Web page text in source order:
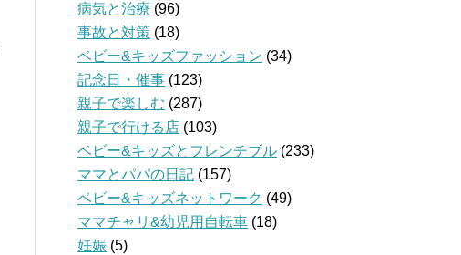
病気と治療 (96)
事故と対策 (18)
ベビー&キッズファッション (34)
記念日・催事 (123)
親子で楽しむ (287)
親子で行ける店 (103)
ベビー&キッズとフレンチブル (233)
ママとパパの日記 (157)
ベビー&キッズネットワーク (49)
ママチャリ&幼児用自転車 (18)
妊娠 (5)